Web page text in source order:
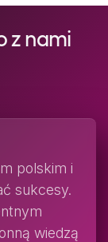
z nami
polskim i
sukcesy.
wiedzą